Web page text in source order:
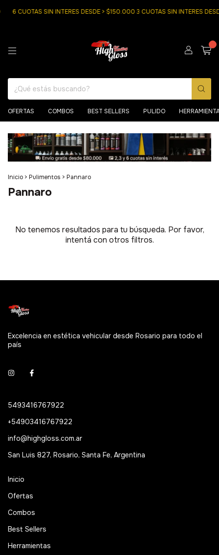
6 CUOTAS SIN INTERES DESDE > $150.000 3 CUOTAS SIN INTERES
OFERTAS COMBOS BEST SELLERS PULIDO
Inicio > Pulimentos > Pannaro
Pannaro
No tenemos resultados para tu búsqueda. Por favor,
intentá con otros filtros.
Excelencia en estética vehicular desde Rosario para todo el
país
5493416767922
+54903416767922
info@highgloss.com.ar
San Luis 827, Rosario, Santa Fe, Argentina
Inicio
Ofertas
Combos
Best Sellers
Herramientas